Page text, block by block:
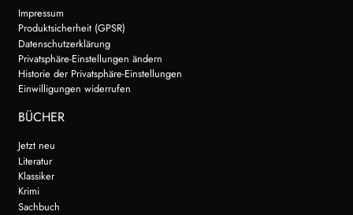
Impressum
Produktsicherheit (GPSR)
Datenschutzerklärung
Privatsphäre-Einstellungen ändern
Historie der Privatsphäre-Einstellungen
Einwilligungen widerrufen
BÜCHER
Jetzt neu
Literatur
Klassiker
Krimi
Sachbuch